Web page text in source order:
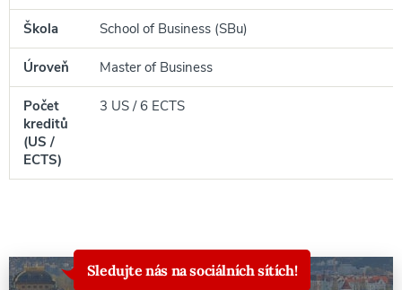
Škola School of Business (SBu)
Úroveň Master of Business
Počet
kreditů
(US /
ECTS)
3 US / 6 ECTS
Sledujte nás na sociálních sítích!